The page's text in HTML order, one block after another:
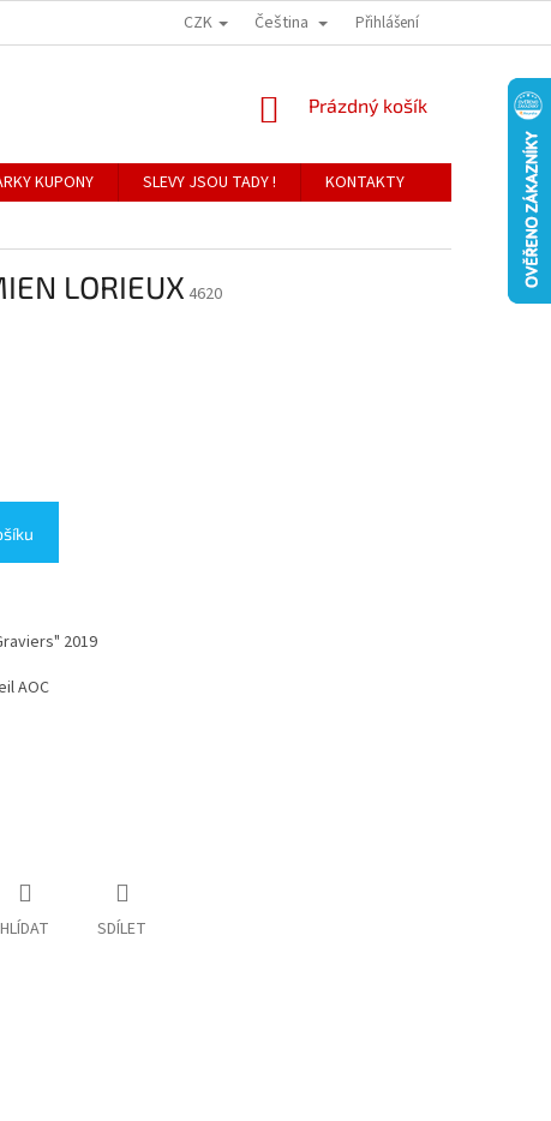
CZK Čeština Přihlášení
NÁKUPNÍ
Prázdný košík
KUPONY SLEVY JSOU TADY !
KONTAKTY
LORIEUX 4620
2019
AOC
HLÍDAT SDÍLET